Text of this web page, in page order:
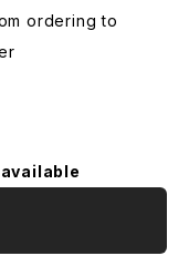
ordering to